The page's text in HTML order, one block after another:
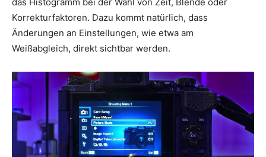
Korrekturfaktoren. Dazu kommt natürlich, dass
Änderungen an Einstellungen, wie etwa am
Weißabgleich, direkt sichtbar werden.